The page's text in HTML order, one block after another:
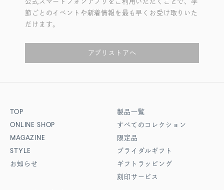
公式スマートフォンアプリをご利用いただくことで、季
節ごとのイベントや新着情報を最も早くお受け取りいた
だけます。
アプリストアへ
TOP
ONLINE SHOP
MAGAZINE
STYLE
お知らせ
製品一覧
すべてのコレクション
限定品
ブライダルギフト
ギフトラッピング
刻印サービス